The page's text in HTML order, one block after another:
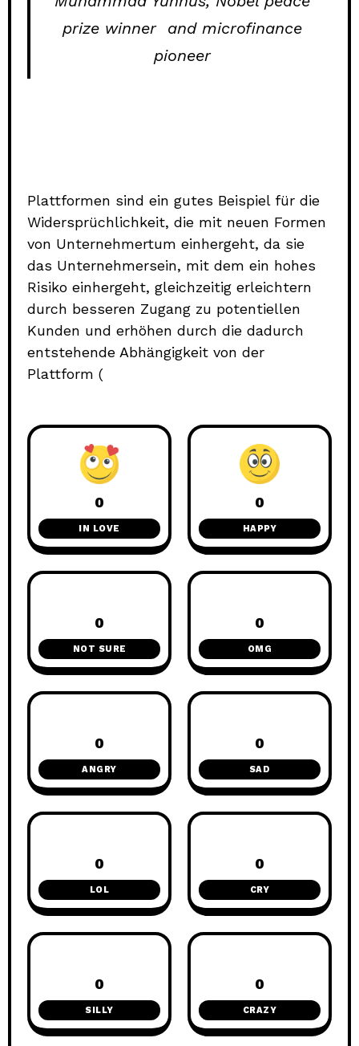
prize winner and microfinance
pioneer
Plattformen sind ein gutes Beispiel für die
Widersprüchlichkeit, die mit neuen Formen
von Unternehmertum einhergeht, da sie
das Unternehmersein, mit dem ein hohes
Risiko einhergeht, gleichzeitig erleichtern
durch besseren Zugang zu potentiellen
Kunden und erhöhen durch die dadurch
entstehende Abhängigkeit von der
Plattform (
0
IN LOVE
0
HAPPY
0
NOT SURE
0
OMG
0
ANGRY
0
SAD
0
LOL
0
CRY
0
SILLY
0
CRAZY